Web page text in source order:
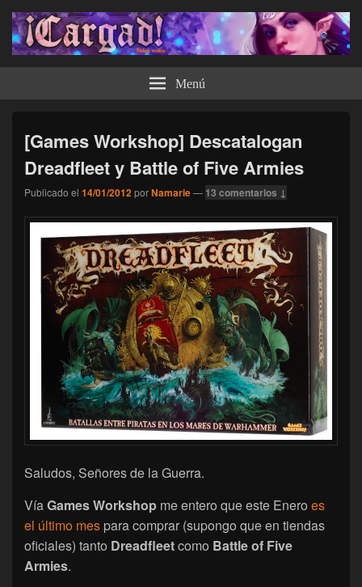
¡Cargad! Menú
[Games Workshop] Descatalogan
Dreadfleet y Battle of Five Armies
Publicado el 14/01/2012porNamarie— 13 comentarios ↓
Saludos, Señores de la Guerra.
VíaGames Workshop me entero que este Enero es
el último mes para comprar (supongo que en tiendas
oficiales) tanto Dreadfleetcomo Battle of Five
Armies.